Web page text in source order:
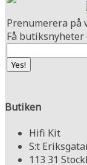
Prenumerera på
Få
Butiken
Hifi Kit
S:t
113 31